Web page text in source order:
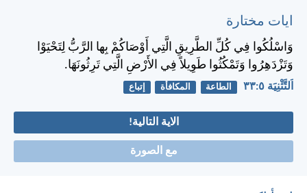
ايات مختارة
وَاسْلُكُوا فِي كُلِّ الطَّرِيقِ الَّتِي أَوْصَاكُمْ بِها الرَّبُّ لِتَحْيَوْا
وَتَزْدَهِرُوا وَتَمْكُثُوا طَوِيلاً فِي الأَرْضِ الَّتِي تَرِثُونَهَا.
اَلتَّثْنِيَة ٥:‏٣٣ الطاعة المكافأة إتباع
الاية التالية!
مع الصورة